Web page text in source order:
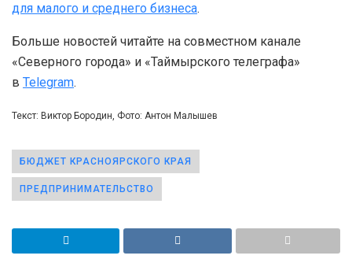
для малого и среднего бизнеса.
Больше новостей читайте на совместном канале
«Северного города» и «Таймырского телеграфа»
в Telegram.
Текст: Виктор Бородин, Фото: Антон Малышев
БЮДЖЕТ КРАСНОЯРСКОГО КРАЯ
ПРЕДПРИНИМАТЕЛЬСТВО